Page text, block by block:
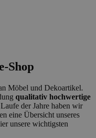
Shop
Möbel und Dekoartikel.
qualitativ hochwertige
der Jahre haben wir
eine Übersicht unseres
unsere wichtigsten